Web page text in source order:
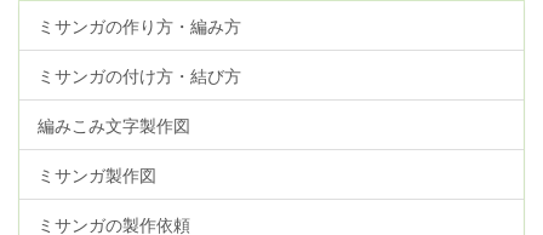
ミサンガの作り方・編み方
ミサンガの付け方・結び方
編みこみ文字製作図
ミサンガ製作図
ミサンガの製作依頼